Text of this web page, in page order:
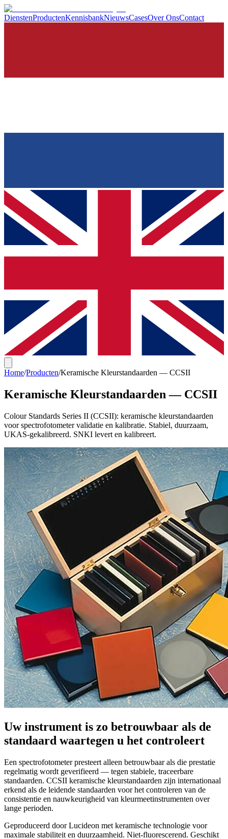
DienstenProductenKennisbankNieuwsCasesOver OnsContact
Home/Producten/Keramische Kleurstandaarden — CCSII
Keramische Kleurstandaarden — CCSII
Colour Standards Series II (CCSII): keramische kleurstandaarden
voor spectrofotometer validatie en kalibratie. Stabiel, duurzaam,
UKAS-gekalibreerd. SNKI levert en kalibreert.
Uw instrument is zo betrouwbaar als de
standaard waartegen u het controleert
Een spectrofotometer presteert alleen betrouwbaar als die prestatie
regelmatig wordt geverifieerd — tegen stabiele, traceerbare
standaarden. CCSII keramische kleurstandaarden zijn internationaal
erkend als de leidende standaarden voor het controleren van de
consistentie en nauwkeurigheid van kleurmeetinstrumenten over
lange perioden.
Geproduceerd door Lucideon met keramische technologie voor
maximale stabiliteit en duurzaamheid. Niet-fluorescerend. Geschikt